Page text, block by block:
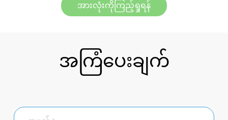
အားလုံးကိုကြည့်ရှုရန်
အကြံပေးချက်